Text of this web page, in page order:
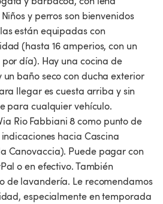
y perros son bienvenidos
están equipadas con
(hasta 16 amperios, con un
día). Hay una cocina de
baño seco con ducha exterior
llegar es cuesta arriba y sin
para cualquier vehículo.
Rio Fabbiani 8 como punto de
hacia Cascina
Canovaccia). Puede pagar con
o en efectivo. También
de lavandería. Le recomendamos
especialmente en temporada